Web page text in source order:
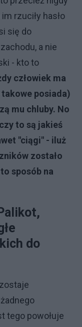
rzuciły hasło
się do
a nie
- kto to
człowiek ma
posiada)
mu chluby. No
to są jakieś
"ciągi" - iluż
zostało
sposób na
do
tego powołuje